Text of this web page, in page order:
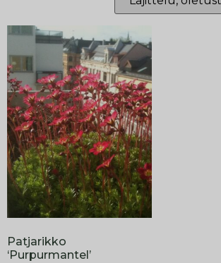
Patjarikko
‘Purpurmantel’